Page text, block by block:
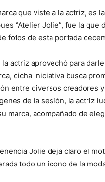
que viste a la actriz, es
“Atelier Jolie”, fue la que
fotos de esta portada
la actriz aprovechó para
dicha iniciativa busca
entre diversos creadores
de la sesión, la actriz
marca, acompañado de
Jolie deja claro el
todo un icono de la